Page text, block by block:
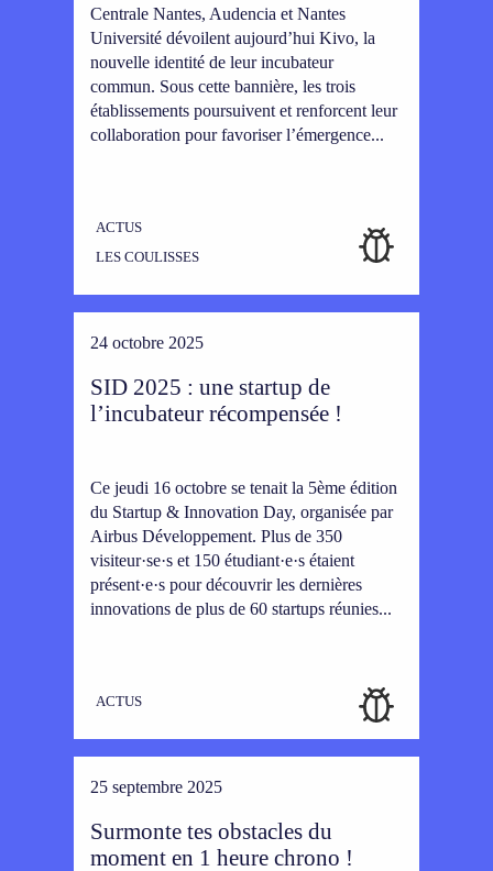
Centrale Nantes, Audencia et Nantes
Université dévoilent aujourd’hui Kivo, la
nouvelle identité de leur incubateur
commun. Sous cette bannière, les trois
établissements poursuivent et renforcent leur
collaboration pour favoriser l’émergence...
ACTUS
LES COULISSES
24 octobre 2025
SID 2025 : une startup de
l’incubateur récompensée !
Ce jeudi 16 octobre se tenait la 5ème édition
du Startup & Innovation Day, organisée par
Airbus Développement. Plus de 350
visiteur·se·s et 150 étudiant·e·s étaient
présent·e·s pour découvrir les dernières
innovations de plus de 60 startups réunies...
ACTUS
25 septembre 2025
Surmonte tes obstacles du
moment en 1 heure chrono !